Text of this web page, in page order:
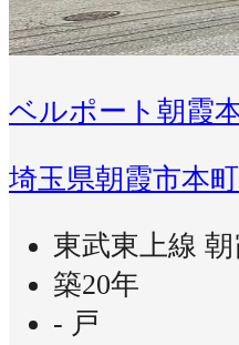
ベルポート朝霞
埼玉県朝霞市本
東武東上線
築20年
- 戸